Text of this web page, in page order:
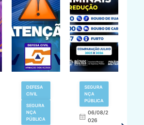
DEFESA
CIVIL
SEGURA
NÇA
PÚBLICA
SEGURA
NÇA
PÚBLICA
06/08/2
026